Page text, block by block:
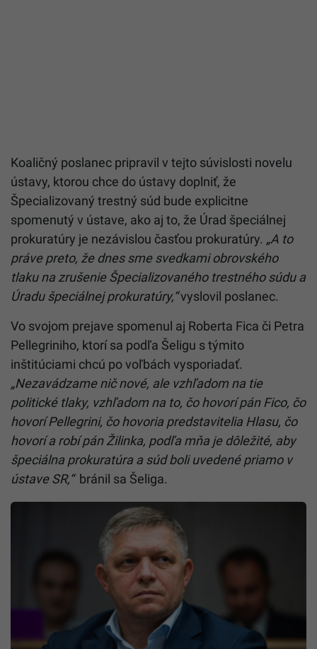
Koaličný poslanec pripravil v tejto súvislosti novelu
ústavy, ktorou chce do ústavy doplniť, že
Špecializovaný trestný súd bude explicitne
spomenutý v ústave, ako aj to, že Úrad špeciálnej
prokuratúry je nezávislou časťou prokuratúry. „A to
práve preto, že dnes sme svedkami obrovského
tlaku na zrušenie Špecializovaného trestného súdu a
Úradu špeciálnej prokuratúry,“vyslovil poslanec.
Vo svojom prejave spomenul aj Roberta Fica či Petra
Pellegriniho, ktorí sa podľa Šeligu s týmito
inštitúciami chcú po voľbách vysporiadať.
„Nezavádzame nič nové, ale vzhľadom na tie
politické tlaky, vzhľadom na to, čo hovorí pán Fico, čo
hovorí Pellegrini, čo hovoria predstavitelia Hlasu, čo
hovorí a robí pán Žilinka, podľa mňa je dôležité, aby
špeciálna prokuratúra a súd boli uvedené priamo v
ústave SR,“ bránil sa Šeliga.